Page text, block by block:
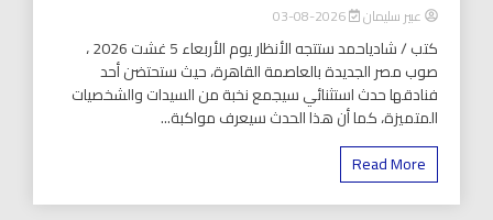
عبير سليمان 2026-08-03
كتب / شادياحمد ستتجه الأنظار يوم الأربعاء 5 غشت 2026 ،
صوب مصر الجديدة بالعاصمة القاهرة، حيث ستحتضن أحد
فنادقها حدث استثنائي سيجمع نخبة من السيدات والشخصيات
المتميزة، كما أن هذا الحدث سيعرف مواكبة...
Read More